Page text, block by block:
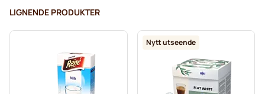
Avkalking og rengjøring til Dolce Gusto
Segafredo kaffekapsler for Dolce Gusto
Café René kaffekapsler for Dolce Gusto
LIGNENDE PRODUKTER
Nytt utseende